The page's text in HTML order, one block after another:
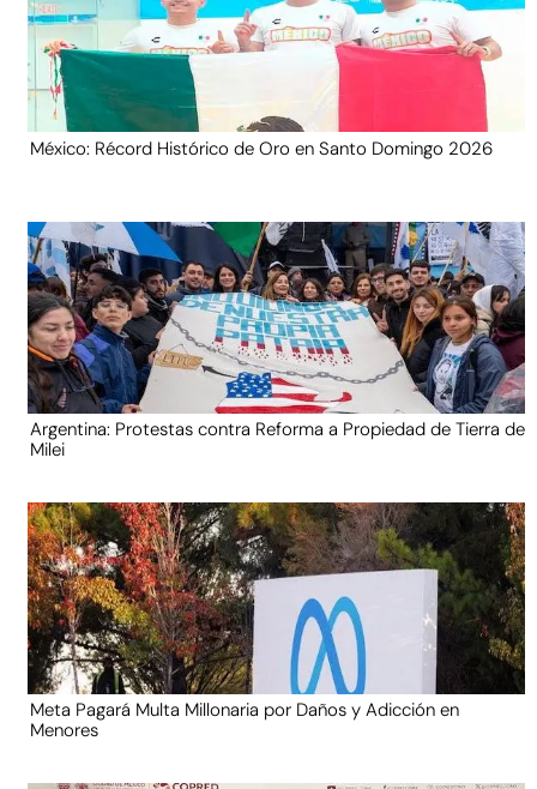
México: Récord Histórico de Oro en Santo Domingo 2026
Argentina: Protestas contra Reforma a Propiedad de Tierra de
Milei
Meta Pagará Multa Millonaria por Daños y Adicción en
Menores